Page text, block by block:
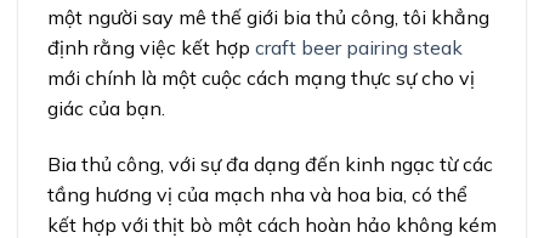
một người say mê thế giới bia thủ công, tôi khẳng
định rằng việc kết hợp craft beer pairing steak
mới chính là một cuộc cách mạng thực sự cho vị
giác của bạn.
Bia thủ công, với sự đa dạng đến kinh ngạc từ các
tầng hương vị của mạch nha và hoa bia, có thể
kết hợp với thịt bò một cách hoàn hảo không kém